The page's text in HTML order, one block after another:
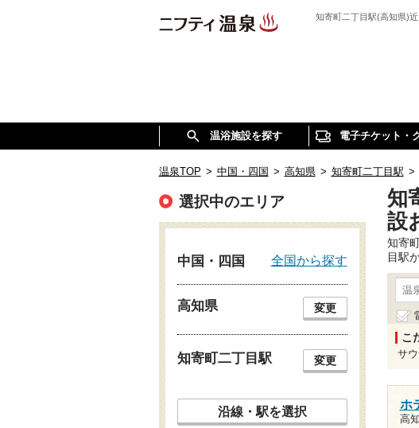
知寄町二丁目駅(高知県)
温浴施設を探す 電子チケット・
温泉TOP > 中国・四国 > 高知県 > 知寄町二丁目駅 >
知
設
知寄
目駅
こ
サ
ホ
高
選択中のエリア
中国・四国 全国から探す
高知県 変更
知寄町二丁目駅 変更
沿線・駅を選択